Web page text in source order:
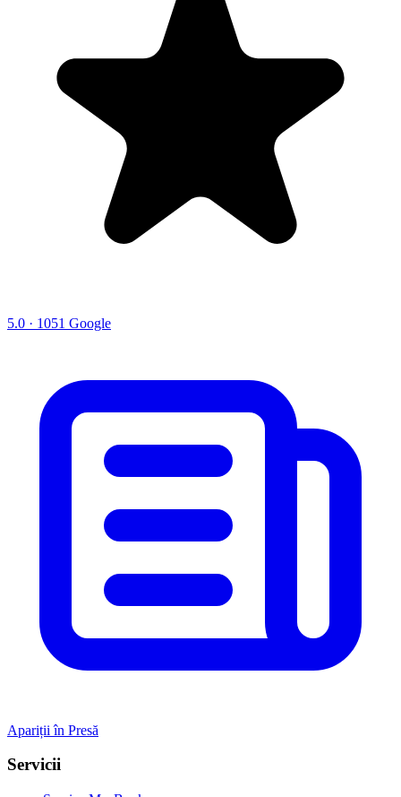
5.0 · 1051 Google
Apariții în Presă
Servicii